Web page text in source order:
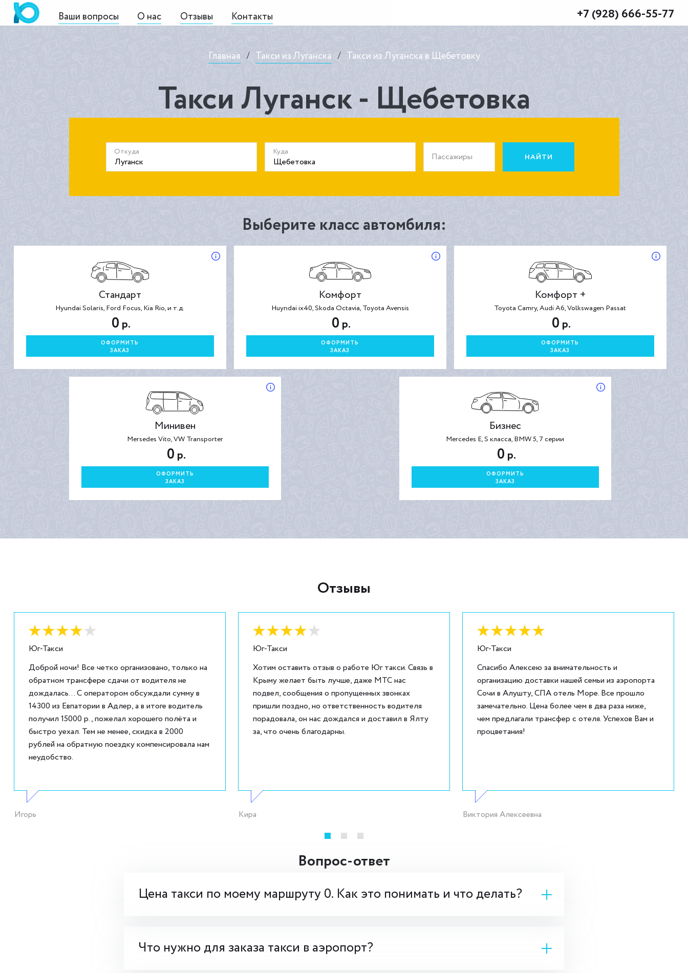
Ваши вопросы О нас Отзывы Контакты +7 (928) 666-55-77
Главная / Такси из Луганска / Такси из Луганска в Щебетовку
Такси Луганск - Щебетовка
Откуда Куда Пассажиры НАЙТИ
Выберите класс автомбиля:
Стандарт
Hyundai Solaris, Ford Focus, Kia Rio, и т.д.
0 р.
ОФОРМИТЬ
ЗАКАЗ
Комфорт
Huyndai ix40, Skoda Octavia, Toyota Avensis
0 р.
ОФОРМИТЬ
ЗАКАЗ
Комфорт +
Toyota Camry, Audi A6, Volkswagen Passat
0 р.
ОФОРМИТЬ
ЗАКАЗ
Минивен
Mersedes Vito, VW Transporter
0 р.
ОФОРМИТЬ
ЗАКАЗ
Бизнес
Mercedes E, S класса, BMW 5, 7 серии
0 р.
ОФОРМИТЬ
ЗАКАЗ
Отзывы
Юг-Такси
Доброй ночи! Все четко организовано, только на
обратном трансфере сдачи от водителя не
дождалась... С оператором обсуждали сумму в
14300 из Евпатории в Адлер, а в итоге водитель
получил 15000 р., пожелал хорошего полёта и
быстро уехал. Тем не менее, скидка в 2000
рублей на обратную поездку компенсировала нам
неудобство.
Игорь
Юг-Такси
Хотим оставить отзыв о работе Юг такси. Связь в
Крыму желает быть лучше, даже МТС нас
подвел, сообщения о пропущенных звонках
пришли поздно, но ответственность водителя
порадовала, он нас дождался и доставил в Ялту
за, что очень благодарны.
Кира
Юг-Такси
Спасибо Алексею за внимательность и
организацию доставки нашей семьи из аэропорта
Сочи в Алушту, СПА отель Море. Все прошло
замечательно. Цена более чем в два раза ниже,
чем предлагали трансфер с отеля. Успехов Вам и
процветания!
Виктория Алексеевна
Вопрос-ответ
Цена такси по моему маршруту 0. Как это понимать и что делать?
Что нужно для заказа такси в аэропорт?